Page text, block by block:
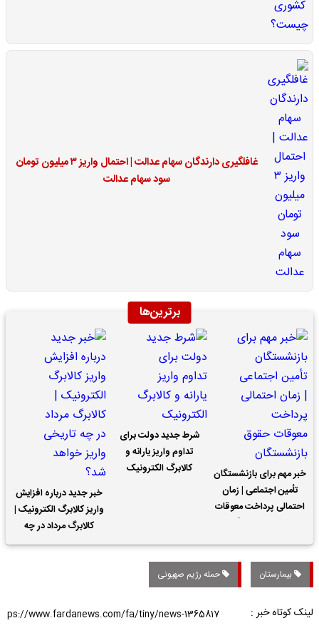
غافلگیری دارندگان سهام عدالت | احتمال واریز ۳ میلیون تومان
سود سهام عدالت
برترین‌ها
خبر مهم برای بازنشستگان
تأمین اجتماعی | زمان
احتمالی پرداخت معوقات
شرط جدید دولت برای
تداوم واریز یارانه و
کالابرگ الکترونیک
خبر جدید درباره افزایش
واریز کالابرگ الکترونیک |
کالابرگ مرداد در چه
تاریخی واریز خواهد شد؟
بیمارستان حمله رژیم صهیونی
لینک کوتاه خبر :